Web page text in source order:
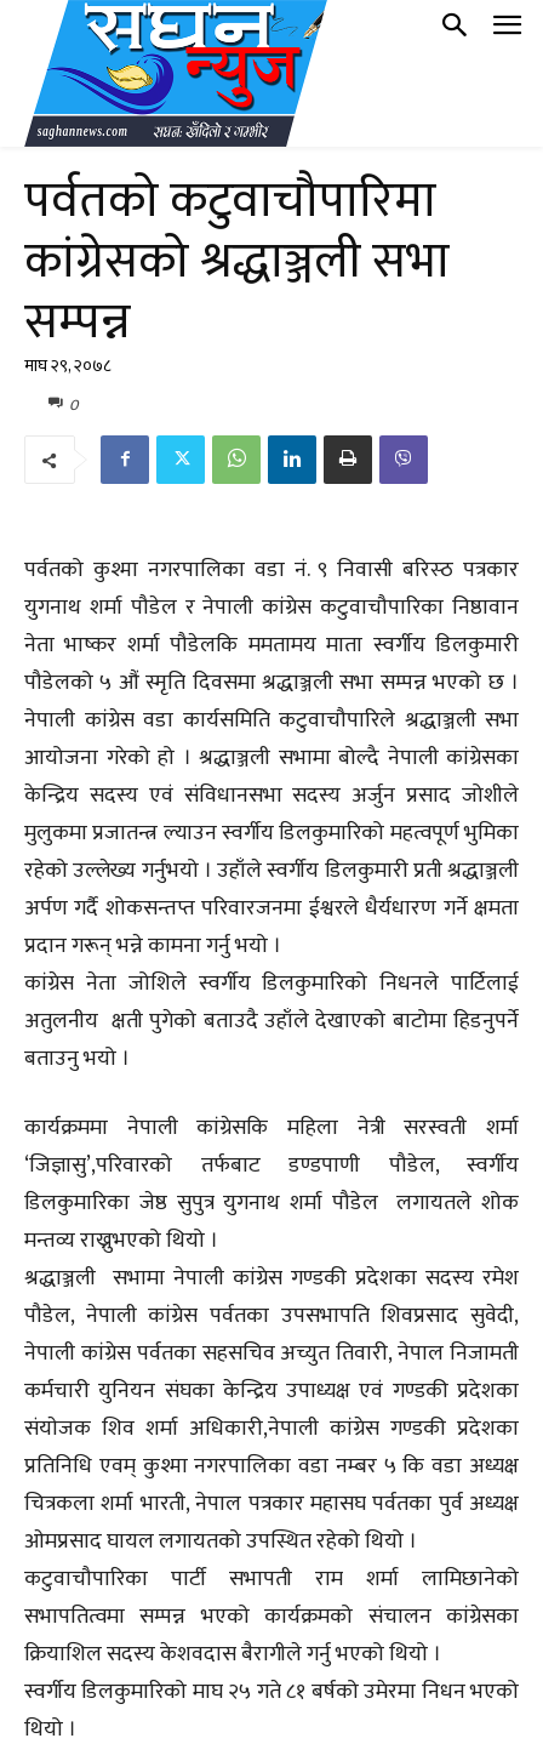
पर्वतको कटुवाचौपारिमा
कांग्रेसको श्रद्धाञ्जली सभा
सम्पन्न
माघ २९, २०७८
0
पर्वतको कुश्मा नगरपालिका वडा नं. ९ निवासी बरिस्ठ पत्रकार
युगनाथ शर्मा पौडेल र नेपाली कांग्रेस कटुवाचौपारिका निष्ठावान
नेता भाष्कर शर्मा पौडेलकि ममतामय माता स्वर्गीय डिलकुमारी
पौडेलको ५ औं स्मृति दिवसमा श्रद्धाञ्जली सभा सम्पन्न भएको छ ।
नेपाली कांग्रेस वडा कार्यसमिति कटुवाचौपारिले श्रद्धाञ्जली सभा
आयोजना गरेको हो । श्रद्धाञ्जली सभामा बोल्दै नेपाली कांग्रेसका
केन्द्रिय सदस्य एवं संविधानसभा सदस्य अर्जुन प्रसाद जोशीले
मुलुकमा प्रजातन्त्र ल्याउन स्वर्गीय डिलकुमारिको महत्वपूर्ण भुमिका
रहेको उल्लेख्य गर्नुभयो । उहाँले स्वर्गीय डिलकुमारी प्रती श्रद्धाञ्जली
अर्पण गर्दै शोकसन्तप्त परिवारजनमा ईश्वरले धैर्यधारण गर्ने क्षमता
प्रदान गरून् भन्ने कामना गर्नु भयो ।
कांग्रेस नेता जोशिले स्वर्गीय डिलकुमारिको निधनले पार्टिलाई
अतुलनीय क्षती पुगेको बताउदै उहाँले देखाएको बाटोमा हिडनुपर्ने
बताउनु भयो ।
कार्यक्रममा नेपाली कांग्रेसकि महिला नेत्री सरस्वती शर्मा
‘जिज्ञासु’,परिवारको तर्फबाट डण्डपाणी पौडेल, स्वर्गीय
डिलकुमारिका जेष्ठ सुपुत्र युगनाथ शर्मा पौडेल लगायतले शोक
मन्तव्य राख्नुभएको थियो ।
श्रद्धाञ्जली सभामा नेपाली कांग्रेस गण्डकी प्रदेशका सदस्य रमेश
पौडेल, नेपाली कांग्रेस पर्वतका उपसभापति शिवप्रसाद सुवेदी,
नेपाली कांग्रेस पर्वतका सहसचिव अच्युत तिवारी, नेपाल निजामती
कर्मचारी युनियन संघका केन्द्रिय उपाध्यक्ष एवं गण्डकी प्रदेशका
संयाेजक शिव शर्मा अधिकारी,नेपाली कांग्रेस गण्डकी प्रदेशका
प्रतिनिधि एवम् कुश्मा नगरपालिका वडा नम्बर ५ कि वडा अध्यक्ष
चित्रकला शर्मा भारती, नेपाल पत्रकार महासघ पर्वतका पुर्व अध्यक्ष
ओमप्रसाद घायल लगायतको उपस्थित रहेको थियो ।
कटुवाचौपारिका पार्टी सभापती राम शर्मा लामिछानेको
सभापतित्वमा सम्पन्न भएको कार्यक्रमको संचालन कांग्रेसका
क्रियाशिल सदस्य केशवदास बैरागीले गर्नु भएको थियो ।
स्वर्गीय डिलकुमारिको माघ २५ गते ८१ बर्षको उमेरमा निधन भएको
थियो ।